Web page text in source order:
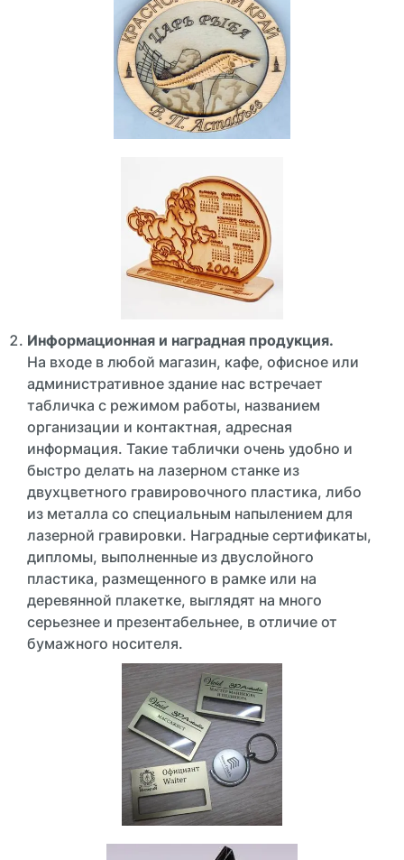
Информационная и наградная продукция.
На входе в любой магазин, кафе, офисное или
административное здание нас встречает
табличка с режимом работы, названием
организации и контактная, адресная
информация. Такие таблички очень удобно и
быстро делать на лазерном станке из
двухцветного гравировочного пластика, либо
из металла со специальным напылением для
лазерной гравировки. Наградные сертификаты,
дипломы, выполненные из двуслойного
пластика, размещенного в рамке или на
деревянной плакетке, выглядят на много
серьезнее и презентабельнее, в отличие от
бумажного носителя.